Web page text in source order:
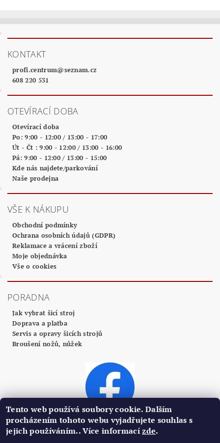
KONTAKT
profi.centrum@seznam.cz
608 220 531
OTEVÍRACÍ DOBA
Otevírací doba
Po: 9:00 - 12:00 / 13:00 - 17:00
Út - Čt : 9:00 - 12:00 / 13:00 - 16:00
Pá: 9:00 - 12:00 / 13:00 - 15:00
Kde nás najdete/parkování
Naše prodejna
VŠE K NÁKUPU
Obchodní podmínky
Ochrana osobních údajů (GDPR)
Reklamace a vrácení zboží
Moje objednávka
Vše o cookies
PORADNA
Jak vybrat šicí stroj
Doprava a platba
Servis a opravy šicích strojů
Broušení nožů, nůžek
Tento web používá soubory cookie. Dalším
procházením tohoto webu vyjadřujete souhlas s
jejich používáním.. Více informacízde.